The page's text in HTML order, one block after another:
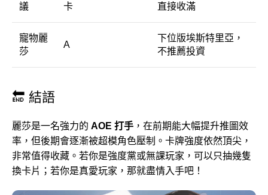
議
卡
直接收滿
寵物麗
莎
A
下位版埃斯特里亞，
不推薦投資
🔚 結語
麗莎是一名強力的 AOE 打手 ，在前期能大幅提升推圖效
率，但後期會逐漸被超模角色壓制。卡牌強度依然頂尖，
非常值得收藏。若你是強度黨或無課玩家，可以只抽幾隻
換卡片；若你是真愛玩家，那就盡情入手吧！